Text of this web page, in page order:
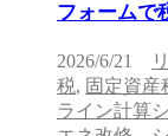
フォームで
2026/6/21
税, 固定資
ライン計算